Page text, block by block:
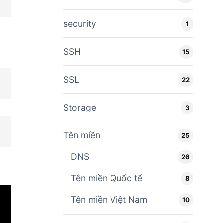
security 1
SSH 15
SSL 22
Storage 3
Tên miền 25
DNS 26
Tên miền Quốc tế 8
Tên miền Việt Nam 10